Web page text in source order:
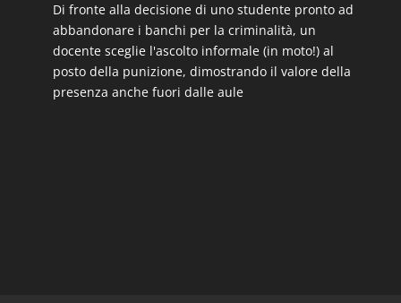
Di fronte alla decisione di uno studente pronto ad
abbandonare i banchi per la criminalità, un
docente sceglie l'ascolto informale (in moto!) al
posto della punizione, dimostrando il valore della
presenza anche fuori dalle aule